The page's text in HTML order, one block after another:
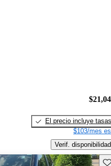
El precio incluye tasas
$103/mes
Verif. disponibilidad